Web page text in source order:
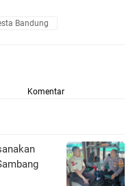
Bandung
Komentar